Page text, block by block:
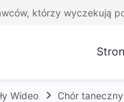
którzy wyczekują
Wideo Chór taneczny